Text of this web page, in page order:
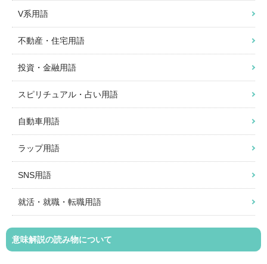
V系用語
不動産・住宅用語
投資・金融用語
スピリチュアル・占い用語
自動車用語
ラップ用語
SNS用語
就活・就職・転職用語
意味解説の読み物について